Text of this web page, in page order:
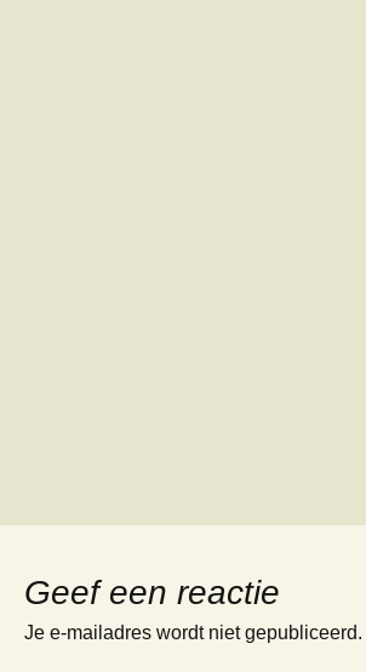
Geef een reactie
Je e-mailadres wordt niet gepubliceerd.